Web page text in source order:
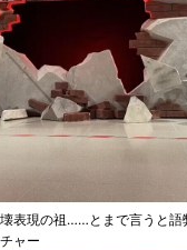
表現の祖……とまで言うと語
ャー